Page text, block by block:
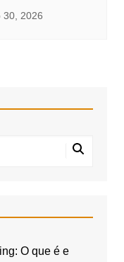
30, 2026
O que é e